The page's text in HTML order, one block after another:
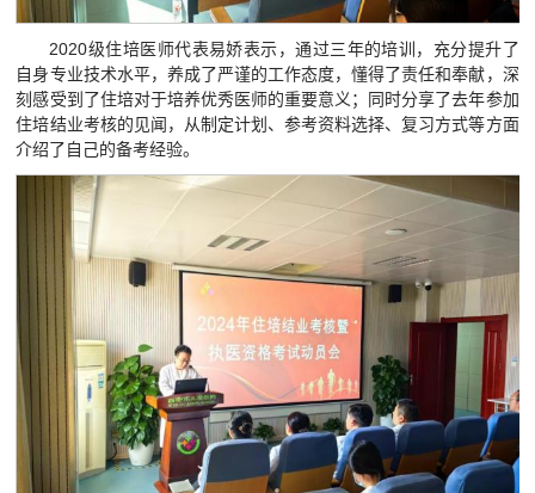
2020级住培医师代表易娇表示，通过三年的培训，充分提升了
自身专业技术水平，养成了严谨的工作态度，懂得了责任和奉献，深
刻感受到了住培对于培养优秀医师的重要意义；同时分享了去年参加
住培结业考核的见闻，从制定计划、参考资料选择、复习方式等方面
介绍了自己的备考经验。